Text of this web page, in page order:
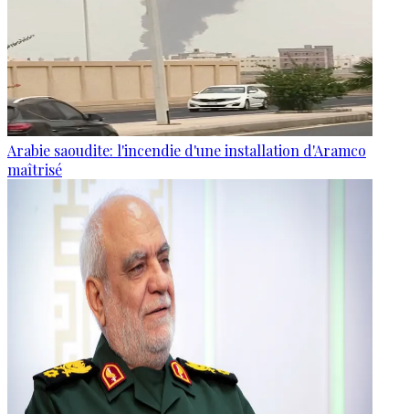
Arabie saoudite: l'incendie d'une installation d'Aramco
maîtrisé